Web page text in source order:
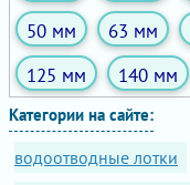
50 мм
63 мм
125 мм
140 мм
Категории на сайте:
водоотводные лотки